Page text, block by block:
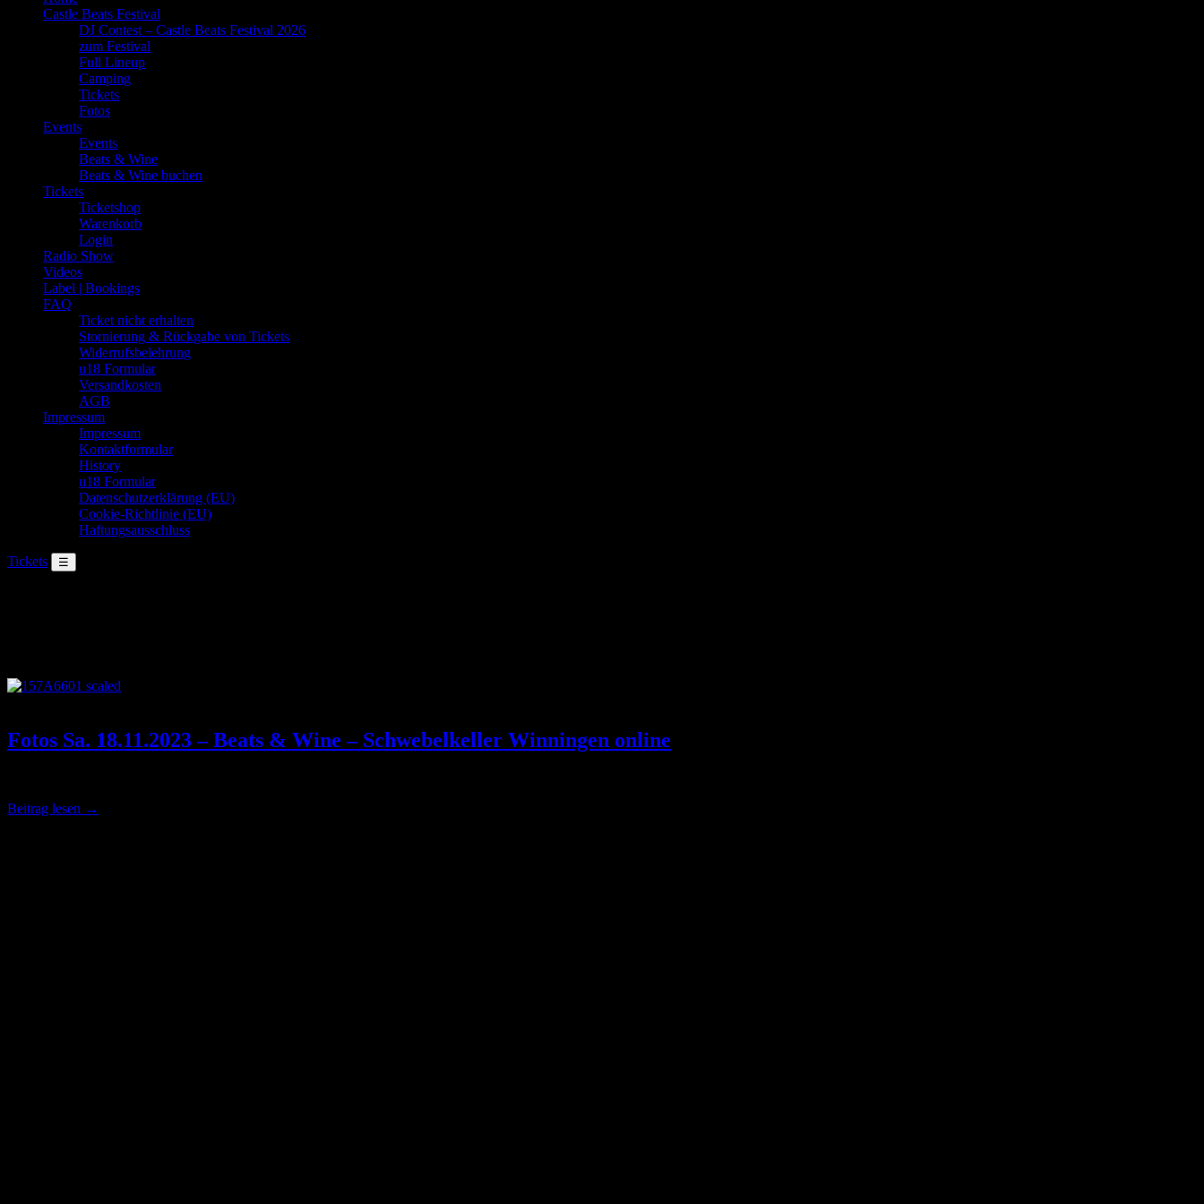
Castle Beats Festival
DJ Contest – Castle Beats Festival 2026
zum Festival
Full Lineup
Camping
Tickets
Fotos
Events
Events
Beats & Wine
Beats & Wine buchen
Tickets
Ticketshop
Warenkorb
Login
Radio Show
Videos
Label | Bookings
FAQ
Ticket nicht erhalten
Stornierung & Rückgabe von Tickets
Widerrufsbelehrung
u18 Formular
Versandkosten
AGB
Impressum
Impressum
Kontaktformular
History
u18 Formular
Daten­schutz­er­klä­rung (EU)
Coo­kie-Richt­li­nie (EU)
Haftungsausschluss
Tickets ☰
Fotos Sa. 18.11.2023 – Beats & Wine – Schwebelkeller Winningen online
Beitrag lesen →